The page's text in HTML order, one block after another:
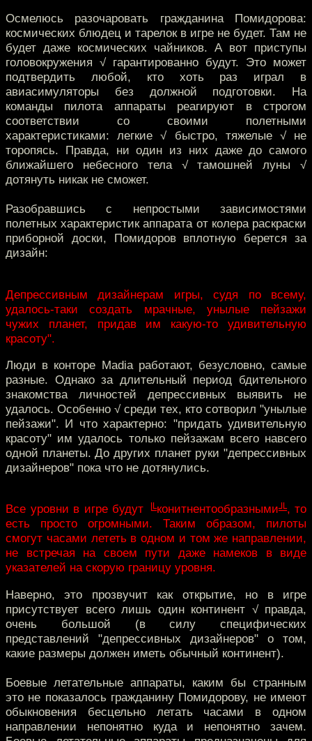
Осмелюсь разочаровать гражданина Помидорова:
космических блюдец и тарелок в игре не будет. Там не
будет даже космических чайников. А вот приступы
головокружения √ гарантированно будут. Это может
подтвердить любой, кто хоть раз играл в
авиасимуляторы без должной подготовки. На
команды пилота аппараты реагируют в строгом
соответствии со своими полетными
характеристиками: легкие √ быстро, тяжелые √ не
торопясь. Правда, ни один из них даже до самого
ближайшего небесного тела √ тамошней луны √
дотянуть никак не сможет.
Разобравшись с непростыми зависимостями
полетных характеристик аппарата от колера раскраски
приборной доски, Помидоров вплотную берется за
дизайн:
Депрессивным дизайнерам игры, судя по всему,
удалось-таки создать мрачные, унылые пейзажи
чужих планет, придав им какую-то удивительную
красоту".
Люди в конторе Madia работают, безусловно, самые
разные. Однако за длительный период бдительного
знакомства личностей депрессивных выявить не
удалось. Особенно √ среди тех, кто сотворил "унылые
пейзажи". И что характерно: "придать удивительную
красоту" им удалось только пейзажам всего навсего
одной планеты. До других планет руки "депрессивных
дизайнеров" пока что не дотянулись.
Все уровни в игре будут ╚конитнентообразными╩, то
есть просто огромными. Таким образом, пилоты
смогут часами лететь в одном и том же направлении,
не встречая на своем пути даже намеков в виде
указателей на скорую границу уровня.
Наверно, это прозвучит как открытие, но в игре
присутствует всего лишь один континент √ правда,
очень большой (в силу специфических
представлений "депрессивных дизайнеров" о том,
какие размеры должен иметь обычный континент).
Боевые летательные аппараты, каким бы странным
это не показалось гражданину Помидорову, не имеют
обыкновения бесцельно летать часами в одном
направлении непонятно куда и непонятно зачем.